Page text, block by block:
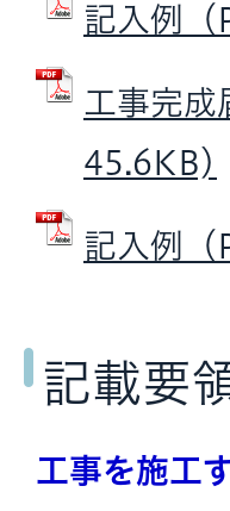
記入例
工事完
45.6KB)
記入例
記載要
工事を施工